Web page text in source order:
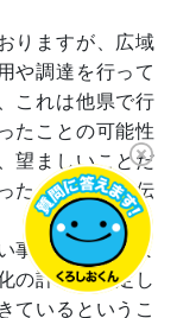
りますが、広域
や調達を行って
これは他県で行
たことの可能性
望ましいことだ
たことのお手伝
事業でございま
の計画も策定し
ているというこ